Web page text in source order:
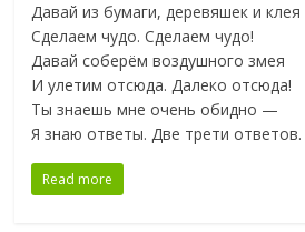
Давай из бумаги, деревяшек и клея
Сделаем чудо. Сделаем чудо!
Давай соберём воздушного змея
И улетим отсюда. Далеко отсюда!
Ты знаешь мне очень обидно —
Я знаю ответы. Две трети ответов.
Read more